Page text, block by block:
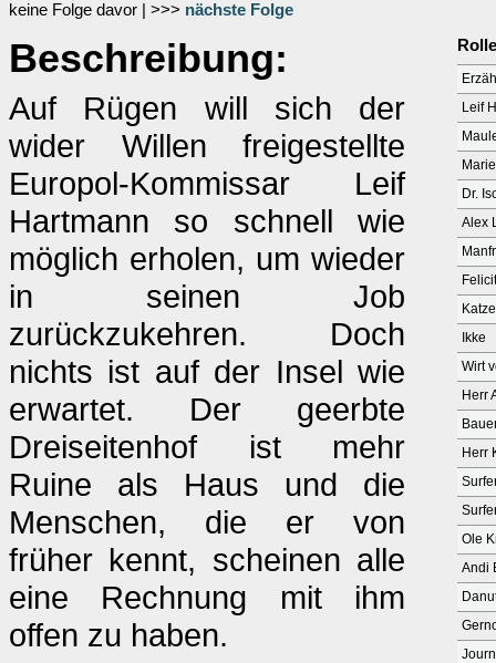
keine Folge davor | >>> nächste Folge
Beschreibung:
Auf Rügen will sich der
wider Willen freigestellte
Europol-Kommissar Leif
Hartmann so schnell wie
möglich erholen, um wieder
in seinen Job
zurückzukehren. Doch
nichts ist auf der Insel wie
erwartet. Der geerbte
Dreiseitenhof ist mehr
Ruine als Haus und die
Menschen, die er von
früher kennt, scheinen alle
eine Rechnung mit ihm
offen zu haben.
Rolle
Leif
Dr.
Alex
Ikke
Wirt
Herr
Herr
Ole
Andi